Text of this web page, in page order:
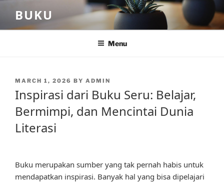
content
BUKU
Menu
POSTED
MARCH 1, 2026 BY ADMIN
Inspirasi dari Buku Seru: Belajar,
Bermimpi, dan Mencintai Dunia
Literasi
Buku merupakan sumber yang tak pernah habis untuk
mendapatkan inspirasi. Banyak hal yang bisa dipelajari